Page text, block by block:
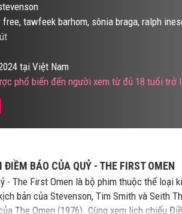
ĐIỀM BÁO CỦA QUỶ - THE FIRST OMEN
- The First Omen là bộ phim thuộc thể loại
bản của Stevenson, Tim Smith và Seith
The Omen (1976). Cùng xem lịch chiếu
tawfeek barhom, sônia braga, ralph
tại Việt Nam
phổ biến đến người xem từ đủ 18 tuổi trở